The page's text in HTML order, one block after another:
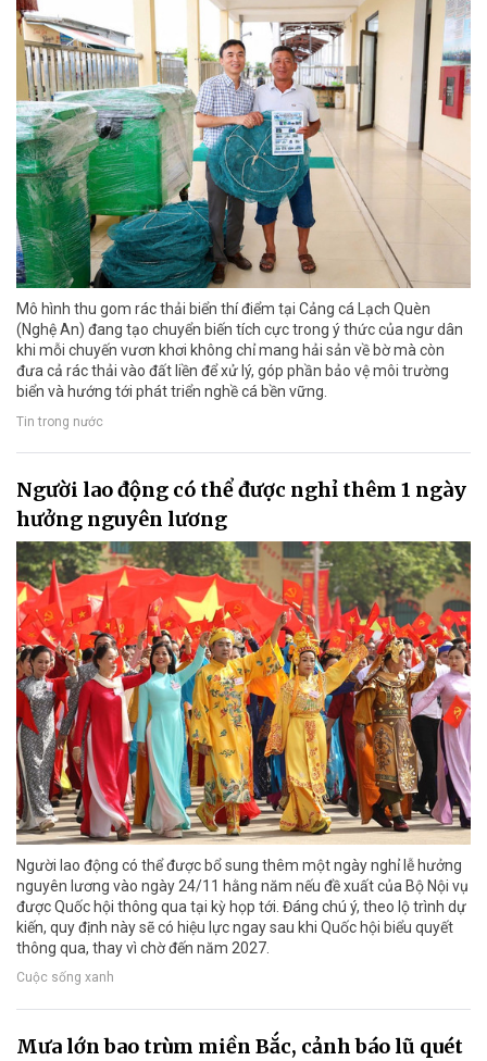
Mô hình thu gom rác thải biển thí điểm tại Cảng cá Lạch Quèn
(Nghệ An) đang tạo chuyển biến tích cực trong ý thức của ngư dân
khi mỗi chuyến vươn khơi không chỉ mang hải sản về bờ mà còn
đưa cả rác thải vào đất liền để xử lý, góp phần bảo vệ môi trường
biển và hướng tới phát triển nghề cá bền vững.
Tin trong nước
Người lao động có thể được nghỉ thêm 1 ngày
hưởng nguyên lương
Người lao động có thể được bổ sung thêm một ngày nghỉ lễ hưởng
nguyên lương vào ngày 24/11 hằng năm nếu đề xuất của Bộ Nội vụ
được Quốc hội thông qua tại kỳ họp tới. Đáng chú ý, theo lộ trình dự
kiến, quy định này sẽ có hiệu lực ngay sau khi Quốc hội biểu quyết
thông qua, thay vì chờ đến năm 2027.
Cuộc sống xanh
Mưa lớn bao trùm miền Bắc, cảnh báo lũ quét